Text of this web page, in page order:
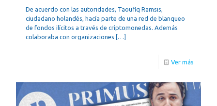
De acuerdo con las autoridades, Taoufiq Ramsis,
ciudadano holandés, hacía parte de una red de blanqueo
de fondos ilícitos a través de criptomonedas. Además
colaboraba con organizaciones […]
Ver más